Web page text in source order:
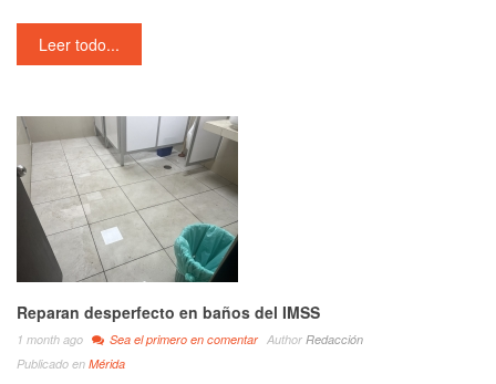
Leer todo...
Reparan desperfecto en baños del IMSS
1 month ago Sea el primero en comentar Author Redacción
Publicado en Mérida